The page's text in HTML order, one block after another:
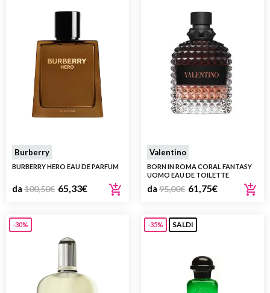
Burberry
BURBERRY HERO EAU DE PARFUM
da 100,50€ 65,33€
Valentino
BORN IN ROMA CORAL FANTASY
UOMO EAU DE TOILETTE
da 95,00€ 61,75€
-30% -35% SALDI